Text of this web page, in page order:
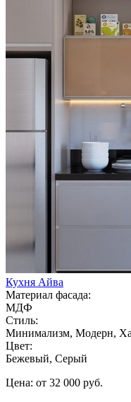
Кухня Айва
Материал фасада:
МДФ
Стиль:
Минимализм, Модерн,
Цвет:
Бежевый, Серый
Цена: от 32 000 руб.